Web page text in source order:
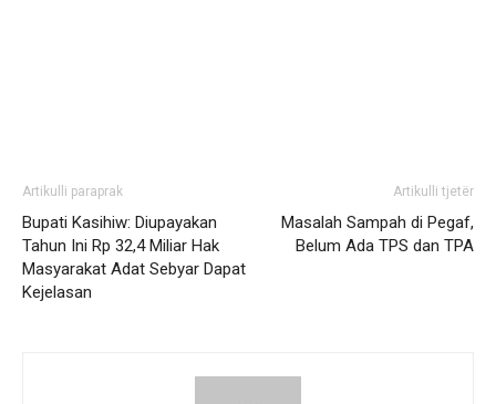
Artikulli paraprak
Bupati Kasihiw: Diupayakan
Tahun Ini Rp 32,4 Miliar Hak
Masyarakat Adat Sebyar Dapat
Kejelasan
Artikulli tjetër
Masalah Sampah di Pegaf,
Belum Ada TPS dan TPA